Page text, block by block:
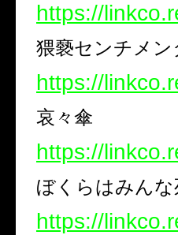
https://
猥褻センチメン
https://
哀々傘
https://
ぼくらはみんな
https://